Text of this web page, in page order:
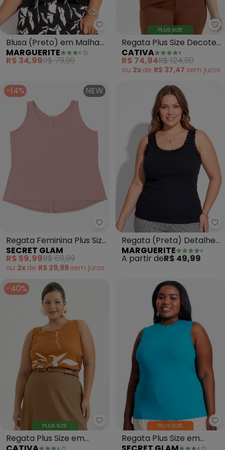
Marguerite - Blusa (Preto) em
Blusa (Preto) em Malha
Matelassê
MARGUERITE
R$ 34,99R$ 79,99
Regata Plus Size Decote
V em Viscose (Branco )
CATIVA
R$ 74,94R$ 124,90
ou 2x de R$ 37,47 sem juros
-14% NEW
Secret Glam - Regata Feminina
Regata Feminina Plus Size
(Rosa)
SECRET GLAM
R$ 59,99R$ 69,99
ou 2x de R$ 29,99 sem juros
Regata (Preta) Detalhe
Renda Plus Size
MARGUERITE
A partir deR$ 49,99
-40%
Cativa - Regata Plus Size em
Regata Plus Size em
Regata Plus Size em